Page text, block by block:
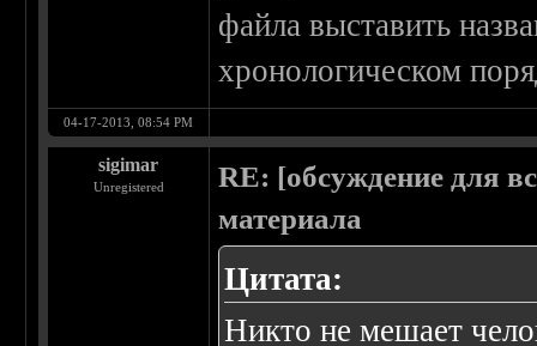
файла выставить
хронологическом
04-17-2013, 08:54 PM
sigimar
Unregistered
RE: [обсуждение для
материала
Цитата:
Никто не мешает